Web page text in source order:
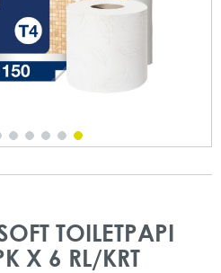
TOILETPAPI
X 6 RL/KRT